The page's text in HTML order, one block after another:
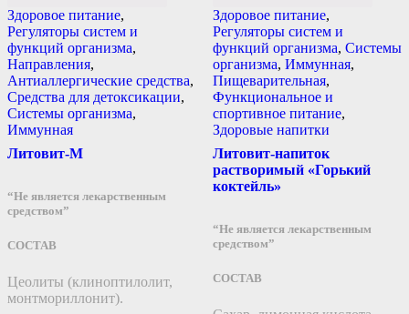
Здоровое питание,
Регуляторы систем и
функций организма,
Направления,
Антиаллергические средства,
Средства для детоксикации,
Системы организма,
Иммунная
Литовит-М
“Не является лекарственным
средством”
СОСТАВ
Цеолиты (клиноптилолит,
монтмориллонит).
Здоровое питание,
Регуляторы систем и
функций организма, Системы
организма, Иммунная,
Пищеварительная,
Функциональное и
спортивное питание,
Здоровые напитки
Литовит-напиток
растворимый «Горький
коктейль»
“Не является лекарственным
средством”
СОСТАВ